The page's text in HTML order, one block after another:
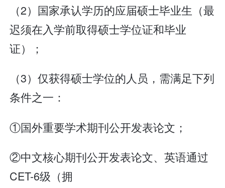
（2）国家承认学历的应届硕士毕业生（最
迟须在入学前取得硕士学位证和毕业
证）；
（3）仅获得硕士学位的人员，需满足下列
条件之一：
①国外重要学术期刊公开发表论文；
②中文核心期刊公开发表论文、英语通过
CET-6级（拥